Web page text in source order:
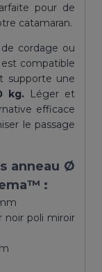
pour de
catamaran.
cordage ou
compatible
supporte une
kg. Léger et
efficace
le passage
anneau Ø
:
noir poli miroir